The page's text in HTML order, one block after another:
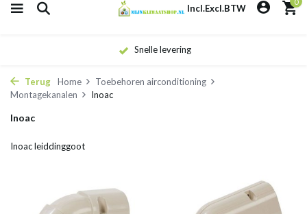
Incl.Excl.BTW
Snelle levering
Terug Home
Toebehoren airconditioning
Montagekanalen
Inoac
Inoac
Inoac leiddinggoot